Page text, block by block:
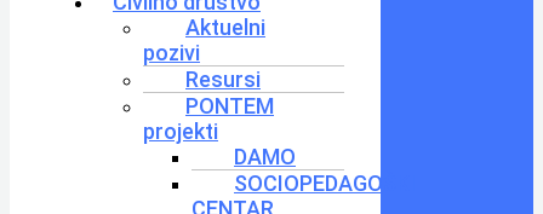
Aktuelni
pozivi
Resursi
PONTEM
projekti
DAMO
SOCIOPEDAGOŠKI